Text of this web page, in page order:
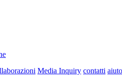
Media Inquiry contatti aiuto